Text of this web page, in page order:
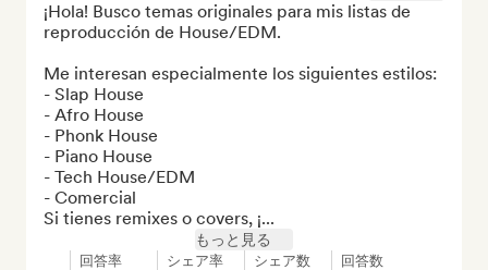
¡Hola! Busco temas originales para mis listas de
reproducción de House/EDM.
Me interesan especialmente los siguientes estilos:
- Slap House
- Afro House
- Phonk House
- Piano House
- Tech House/EDM
- Comercial
Si tienes remixes o covers, ¡...
もっと見る
回答率 シェア率 シェア数 回答数